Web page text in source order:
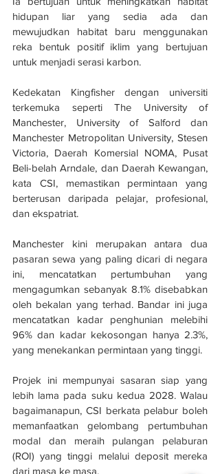
hidupan liar yang sedia ada dan
mewujudkan habitat baru menggunakan
reka bentuk positif iklim yang bertujuan
untuk menjadi serasi karbon.
Kedekatan Kingfisher dengan universiti
terkemuka seperti The University of
Manchester, University of Salford dan
Manchester Metropolitan University, Stesen
Victoria, Daerah Komersial NOMA, Pusat
Beli-belah Arndale, dan Daerah Kewangan,
kata CSI, memastikan permintaan yang
berterusan daripada pelajar, profesional,
dan ekspatriat.
Manchester kini merupakan antara dua
pasaran sewa yang paling dicari di negara
ini, mencatatkan pertumbuhan yang
mengagumkan sebanyak 8.1% disebabkan
oleh bekalan yang terhad. Bandar ini juga
mencatatkan kadar penghunian melebihi
96% dan kadar kekosongan hanya 2.3%,
yang menekankan permintaan yang tinggi.
Projek ini mempunyai sasaran siap yang
lebih lama pada suku kedua 2028. Walau
bagaimanapun, CSI berkata pelabur boleh
memanfaatkan gelombang pertumbuhan
modal dan meraih pulangan pelaburan
(ROI) yang tinggi melalui deposit mereka
dari masa ke masa.